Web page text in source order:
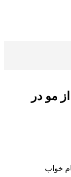
مو در